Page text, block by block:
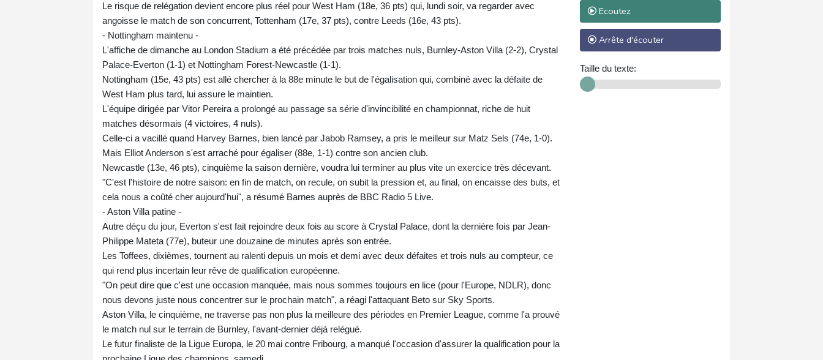
Le risque de relégation devient encore plus réel pour West Ham (18e, 36 pts) qui, lundi soir, va regarder avec
angoisse le match de son concurrent, Tottenham (17e, 37 pts), contre Leeds (16e, 43 pts).
- Nottingham maintenu -
L'affiche de dimanche au London Stadium a été précédée par trois matches nuls, Burnley-Aston Villa (2-2), Crystal
Palace-Everton (1-1) et Nottingham Forest-Newcastle (1-1).
Nottingham (15e, 43 pts) est allé chercher à la 88e minute le but de l'égalisation qui, combiné avec la défaite de
West Ham plus tard, lui assure le maintien.
L'équipe dirigée par Vitor Pereira a prolongé au passage sa série d'invincibilité en championnat, riche de huit
matches désormais (4 victoires, 4 nuls).
Celle-ci a vacillé quand Harvey Barnes, bien lancé par Jabob Ramsey, a pris le meilleur sur Matz Sels (74e, 1-0).
Mais Elliot Anderson s'est arraché pour égaliser (88e, 1-1) contre son ancien club.
Newcastle (13e, 46 pts), cinquième la saison dernière, voudra lui terminer au plus vite un exercice très décevant.
"C'est l'histoire de notre saison: en fin de match, on recule, on subit la pression et, au final, on encaisse des buts, et
cela nous a coûté cher aujourd'hui", a résumé Barnes auprès de BBC Radio 5 Live.
- Aston Villa patine -
Autre déçu du jour, Everton s'est fait rejoindre deux fois au score à Crystal Palace, dont la dernière fois par Jean-
Philippe Mateta (77e), buteur une douzaine de minutes après son entrée.
Les Toffees, dixièmes, tournent au ralenti depuis un mois et demi avec deux défaites et trois nuls au compteur, ce
qui rend plus incertain leur rêve de qualification européenne.
"On peut dire que c'est une occasion manquée, mais nous sommes toujours en lice (pour l'Europe, NDLR), donc
nous devons juste nous concentrer sur le prochain match", a réagi l'attaquant Beto sur Sky Sports.
Aston Villa, le cinquième, ne traverse pas non plus la meilleure des périodes en Premier League, comme l'a prouvé
le match nul sur le terrain de Burnley, l'avant-dernier déjà relégué.
Le futur finaliste de la Ligue Europa, le 20 mai contre Fribourg, a manqué l'occasion d'assurer la qualification pour la
Ecoutez
Arrête d'écouter
Taille du texte: